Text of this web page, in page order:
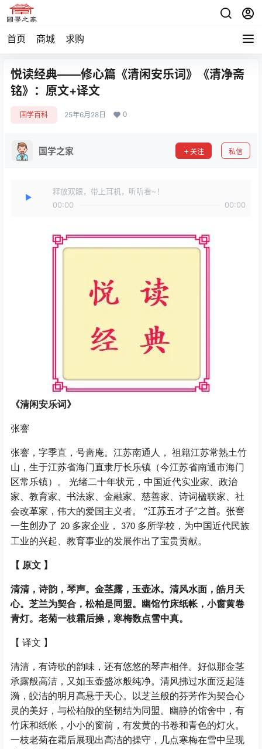
首页 商城 求购
悦读经典——修心篇《清闲安乐词》《清净斋
铭》：原文+译文
国学百科 25年6月28日 0
国学之家 关注 私信
释放双眼，带上耳机，听听看~！
00:00
00:00
《清闲安乐词》
张謇
张謇，字季直，号啬庵。江苏南通人， 祖籍江苏常熟土竹
山，生于江苏省海门直隶厅长乐镇（今江苏省南通市海门
区常乐镇）。 光绪二十年状元，中国近代实业家、政治
家、教育家、书法家、金融家、慈善家、诗词楹联家、社
会改革家，伟大的爱国主义者。 “江苏五才子”之首。张謇
一生创办了 20 多家企业， 370 多所学校，为中国近代民族
工业的兴起、教育事业的发展作出了宝贵贡献。
【 原文 】
清清，诗韵，琴声。金茎露，玉壶冰。清风水面，皓月天
心。芝兰为契合，松柏是同盟。幽馆竹床纸帐，小窗黄卷
青灯。老菊一枝霜后操，寒梅数点雪中真。
【 译文 】
清清，有诗歌的韵味，还有悠悠的琴声相伴。好似那金茎
承露般高洁，又如玉壶盛冰般纯净。清风拂过水面泛起涟
漪，皎洁的明月高悬于天心。以芝兰般的芬芳作为契合心
灵的美好，与松柏般的坚韧结为同盟。幽静的馆舍中，有
竹床和纸帐，小小的窗前，有发黄的书卷和青色的灯火。
一枝老菊在霜后展现出高洁的操守，几点寒梅在雪中呈现